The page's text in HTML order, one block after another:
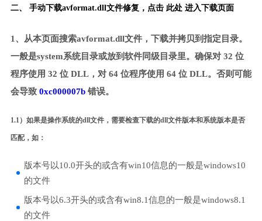
二、 手动下载avformat.dll文件修复， 点击 此处 进入下载页面
1、从本页面搜索avformat.dll文件，下载并拷贝到指定目录。
一般是system系统目录或放到软件同级目录里。确保对 32 位
程序使用 32 位 DLL，对 64 位程序使用 64 位 DLL。否则可能
会导致 0xc000007b错误。
1.1）如果是操作系统的dll文件，需要检查下载的dll文件版本和系统版本是否
匹配，如：
版本号以10.0开头的或含有win10信息的一般是windows10
的文件
版本号以6.3开头的或含有win8.1信息的一般是windows8.1
的文件